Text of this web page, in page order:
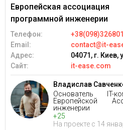
Европейская ассоциация
программной инженерии
Телефон:
Email:
contact@it-
Адрес:
04071, г. Киев,
Сайт:
it-ease.com
Владислав
Основатель IT-
Европейской
инженерии
+25
На проекте с 14